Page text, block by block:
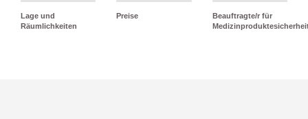
Lage und
Räumlichkeiten
Preise
Beauftragte/r für